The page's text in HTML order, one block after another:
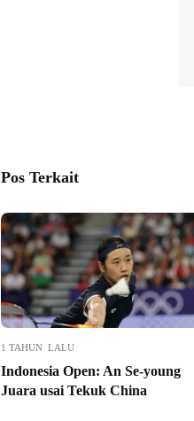
Pos Terkait
1 TAHUN LALU
Indonesia Open: An Se-young
Juara usai Tekuk China